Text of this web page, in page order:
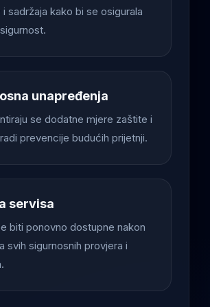
sadržaja kako bi se osigurala
unapređenja
se dodatne mjere zaštite i
prevencije budućih prijetnji.
servisa
biti ponovno dostupne nakon
svih sigurnosnih provjera i